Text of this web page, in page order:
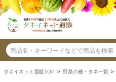
タキイネット通販TOP > 野菜の種・タネ一覧 >